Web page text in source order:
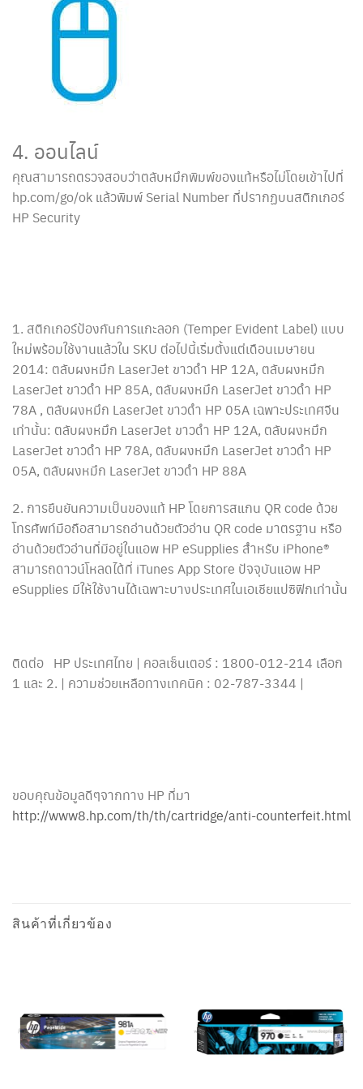
4. ออนไลน์
คุณสามารถตรวจสอบว่าตลับหมึกพิมพ์ของแท้หรือไม่โดยเข้าไปที่
hp.com/go/ok แล้วพิมพ์ Serial Number ที่ปรากฏบนสติกเกอร์
HP Security
1. สติกเกอร์ป้องกันการแกะลอก (Temper Evident Label) แบบ
ใหม่พร้อมใช้งานแล้วใน SKU ต่อไปนี้เริ่มตั้งแต่เดือนเมษายน
2014: ตลับผงหมึก LaserJet ขาวดำ HP 12A, ตลับผงหมึก
LaserJet ขาวดำ HP 85A, ตลับผงหมึก LaserJet ขาวดำ HP
78A , ตลับผงหมึก LaserJet ขาวดำ HP 05A เฉพาะประเทศจีน
เท่านั้น: ตลับผงหมึก LaserJet ขาวดำ HP 12A, ตลับผงหมึก
LaserJet ขาวดำ HP 78A, ตลับผงหมึก LaserJet ขาวดำ HP
05A, ตลับผงหมึก LaserJet ขาวดำ HP 88A
2. การยืนยันความเป็นของแท้ HP โดยการสแกน QR code ด้วย
โทรศัพท์มือถือสามารถอ่านด้วยตัวอ่าน QR code มาตรฐาน หรือ
อ่านด้วยตัวอ่านที่มีอยู่ในแอพ HP eSupplies สำหรับ iPhone®
สามารถดาวน์โหลดได้ที่ iTunes App Store ปัจจุบันแอพ HP
eSupplies มีให้ใช้งานได้เฉพาะบางประเทศในเอเชียแปซิฟิกเท่านั้น
ติดต่อ HP ประเทศไทย | คอลเซ็นเตอร์ : 1800-012-214 เลือก
1 และ 2. | ความช่วยเหลือทางเทคนิค : 02-787-3344 |
ขอบคุณข้อมูลดีๆจากทาง HP ที่มา
http://www8.hp.com/th/th/cartridge/anti-counterfeit.html
สินค้าที่เกี่ยวข้อง